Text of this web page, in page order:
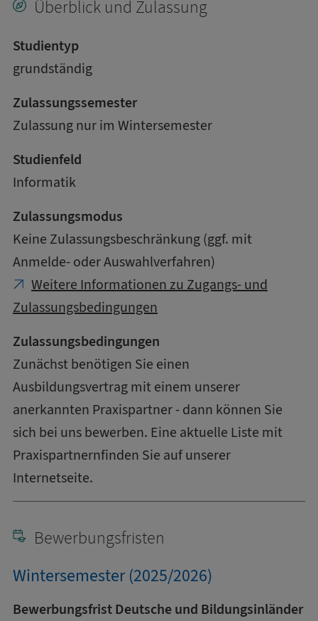
Überblick und Zulassung
Studientyp
grundständig
Zulassungssemester
Zulassung nur im Wintersemester
Studienfeld
Informatik
Zulassungsmodus
Keine Zulassungsbeschränkung (ggf. mit
Anmelde- oder Auswahlverfahren)
Weitere Informationen zu Zugangs- und
Zulassungsbedingungen
Zulassungsbedingungen
Zunächst benötigen Sie einen
Ausbildungsvertrag mit einem unserer
anerkannten Praxispartner - dann können Sie
sich bei uns bewerben. Eine aktuelle Liste mit
Praxispartnernfinden Sie auf unserer
Internetseite.
Bewerbungsfristen
Wintersemester (2025/2026)
Bewerbungsfrist Deutsche und Bildungsinländer